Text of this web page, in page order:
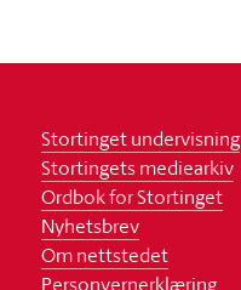
Stortinget undervisning
Stortingets mediearkiv
Ordbok for Stortinget
Nyhetsbrev
Om nettstedet
Personvernerklæring